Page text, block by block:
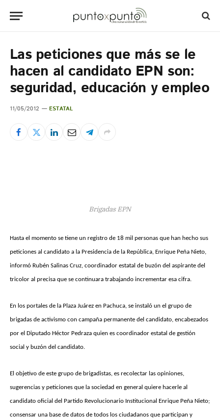
Las peticiones que más se le
hacen al candidato EPN son:
seguridad, educación y empleo
11/05/2012 ESTATAL
Brigadas EPN
Hasta el momento se tiene un registro de 18 mil personas que han hecho sus
peticiones al candidato a la Presidencia de la República, Enrique Peña Nieto,
informó Rubén Salinas Cruz, coordinador estatal de buzón del aspirante del
tricolor al precisa que se continuara trabajando incrementar esa cifra.
En los portales de la Plaza Juárez en Pachuca, se instaló un el grupo de
brigadas de activismo con campaña permanente del candidato, encabezados
por el Diputado Héctor Pedraza quien es coordinador estatal de gestión
social y buzón del candidato.
El objetivo de este grupo de brigadistas, es recolectar las opiniones,
sugerencias y peticiones que la sociedad en general quiere hacerle al
candidato oficial del Partido Revolucionario Institucional Enrique Peña Nieto;
consensar una base de datos de todos los ciudadanos que participan y